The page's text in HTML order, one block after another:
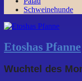
Schweinehunde
Etoshas Pfanne
Wuchtel des